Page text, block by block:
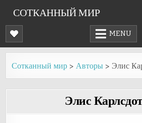
content
СОТКАННЫЙ МИР
MENU
Сотканный мир > Авторы > Элис
Элис